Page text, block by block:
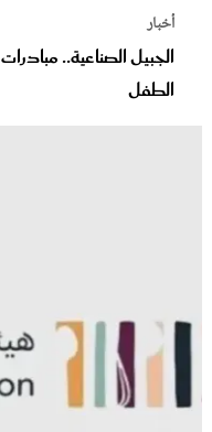
أخبار
الجبيل الصناعية..
الطفل